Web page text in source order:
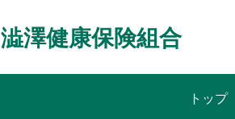
澁澤健康保険組合
トップ